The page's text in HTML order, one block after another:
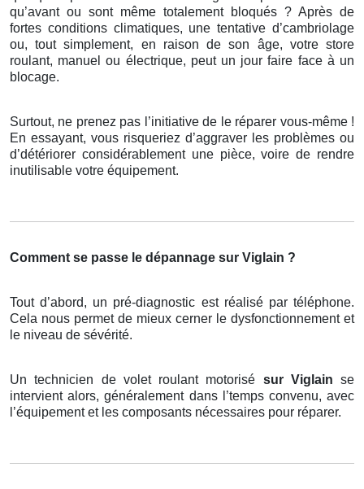
qu’avant ou sont même totalement bloqués ? Après de
fortes conditions climatiques, une tentative d’cambriolage
ou, tout simplement, en raison de son âge, votre store
roulant, manuel ou électrique, peut un jour faire face à un
blocage.
Surtout, ne prenez pas l’initiative de le réparer vous-même !
En essayant, vous risqueriez d’aggraver les problèmes ou
d’détériorer considérablement une pièce, voire de rendre
inutilisable votre équipement.
Comment se passe le dépannage sur Viglain ?
Tout d’abord, un pré-diagnostic est réalisé par téléphone.
Cela nous permet de mieux cerner le dysfonctionnement et
le niveau de sévérité.
Un technicien de volet roulant motorisé sur Viglain se
intervient alors, généralement dans l’temps convenu, avec
l’équipement et les composants nécessaires pour réparer.